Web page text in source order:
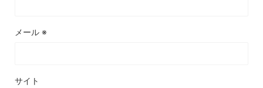
メール ※
サイト